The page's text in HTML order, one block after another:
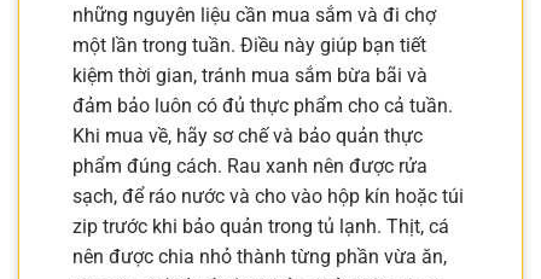
những nguyên liệu cần mua sắm và đi chợ
một lần trong tuần. Điều này giúp bạn tiết
kiệm thời gian, tránh mua sắm bừa bãi và
đảm bảo luôn có đủ thực phẩm cho cả tuần.
Khi mua về, hãy sơ chế và bảo quản thực
phẩm đúng cách. Rau xanh nên được rửa
sạch, để ráo nước và cho vào hộp kín hoặc túi
zip trước khi bảo quản trong tủ lạnh. Thịt, cá
nên được chia nhỏ thành từng phần vừa ăn,